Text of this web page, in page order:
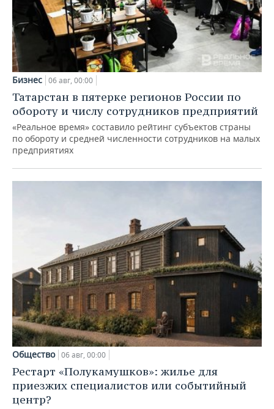
Бизнес 06 авг, 00:00
Татарстан в пятерке регионов России по
обороту и числу сотрудников предприятий
«Реальное время» составило рейтинг субъектов страны
по обороту и средней численности сотрудников на малых
предприятиях
Общество 06 авг, 00:00
Рестарт «Полукамушков»: жилье для
приезжих специалистов или событийный
центр?